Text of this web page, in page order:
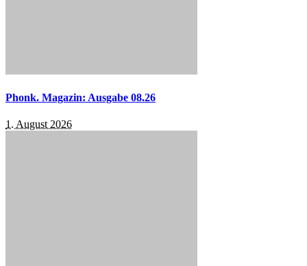
Phonk. Magazin: Ausgabe 08.26
1. August 2026